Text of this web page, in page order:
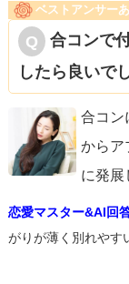
ベストアンサー
合コンで
したら良いで
合コン
からア
に発展
恋愛マスター&AI回
がりが薄く別れやす